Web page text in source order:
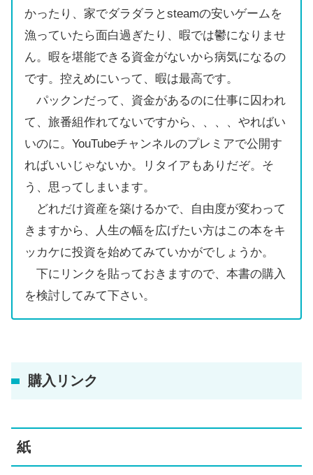
かったり、家でダラダラとsteamの安いゲームを
漁っていたら面白過ぎたり、暇では鬱になりませ
ん。暇を堪能できる資金がないから病気になるの
です。控えめにいって、暇は最高です。
パックンだって、資金があるのに仕事に囚われ
て、旅番組作れてないですから、、、、やればい
いのに。YouTubeチャンネルのプレミアで公開す
ればいいじゃないか。リタイアもありだぞ。そ
う、思ってしまいます。
どれだけ資産を築けるかで、自由度が変わって
きますから、人生の幅を広げたい方はこの本をキ
ッカケに投資を始めてみていかがでしょうか。
下にリンクを貼っておきますので、本書の購入
を検討してみて下さい。
購入リンク
紙